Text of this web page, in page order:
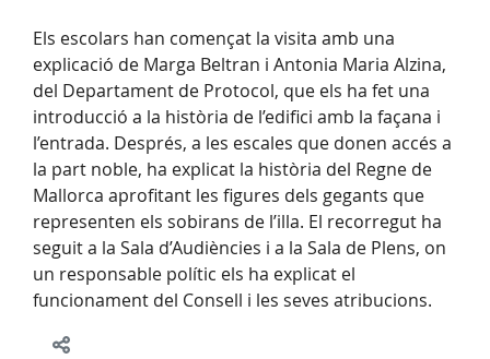
Els escolars han començat la visita amb una
explicació de Marga Beltran i Antonia Maria Alzina,
del Departament de Protocol, que els ha fet una
introducció a la història de l’edifici amb la façana i
l’entrada. Després, a les escales que donen accés a
la part noble, ha explicat la història del Regne de
Mallorca aprofitant les figures dels gegants que
representen els sobirans de l’illa. El recorregut ha
seguit a la Sala d’Audiències i a la Sala de Plens, on
un responsable polític els ha explicat el
funcionament del Consell i les seves atribucions.